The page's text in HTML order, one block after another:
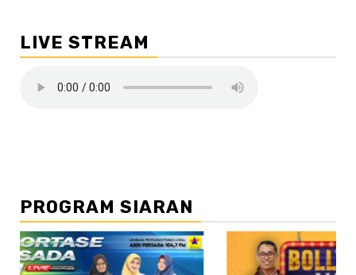
LIVE STREAM
PROGRAM SIARAN